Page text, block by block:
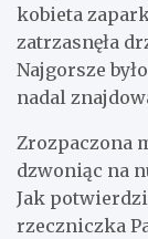
kobieta
zatrzasnęła
Najgorsze
nadal
Zrozpaczona
dzwoniąc na
Jak
rzeczniczka